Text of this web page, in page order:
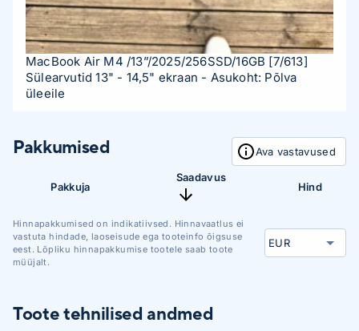
MacBook Air M4 /13”/2025/256SSD/16GB [7/613]
Sülearvutid 13" - 14,5" ekraan - Asukoht: Põlva
üleeile
Pakkumised Ava vastavused
Pakkuja
Saadavus
Hind
Hinnapakkumised on indikatiivsed. Hinnavaatlus ei
vastuta hindade, laoseisude ega tooteinfo õigsuse
eest. Lõpliku hinnapakkumise tootele saab toote
müüjalt.
Toote tehnilised andmed